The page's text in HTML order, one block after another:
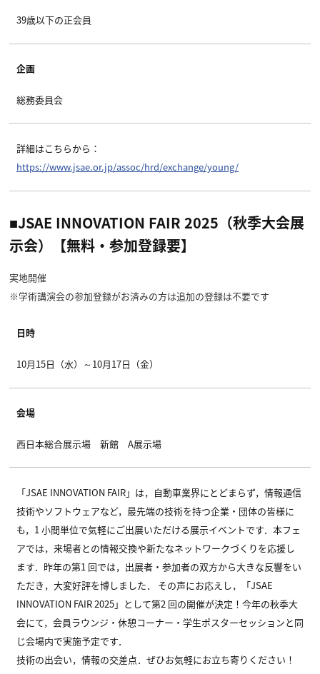
39歳以下の正会員
企画
総務委員会
詳細はこちらから：
https://www.jsae.or.jp/assoc/hrd/exchange/young/
■JSAE INNOVATION FAIR 2025（秋季大会展
示会）【無料・参加登録要】
実地開催
※学術講演会の参加登録がお済みの方は追加の登録は不要です
日時
10月15日（水）～10月17日（金）
会場
西日本総合展示場 新館 A展示場
「JSAE INNOVATION FAIR」は，自動車業界にとどまらず，情報通信
技術やソフトウェアなど，最先端の技術を持つ企業・団体の皆様に
も，1 小間単位で気軽にご出展いただける展示イベントです．本フェ
アでは，来場者との情報交換や新たなネットワークづくりを応援し
ます．昨年の第1 回では，出展者・参加者の双方から大きな反響をい
ただき，大変好評を博しました． その声にお応えし，「JSAE
INNOVATION FAIR 2025」として第2 回の開催が決定！今年の秋季大
会にて，会員ラウンジ・休憩コーナー・学生ポスターセッションと同
じ会場内で実施予定です．
技術の出会い，情報の交差点．ぜひお気軽にお立ち寄りください！